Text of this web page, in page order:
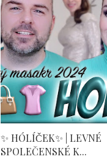
✨ HÓLÍČEK✨ | LEVNÉ
SPOLEČENSKÉ K...